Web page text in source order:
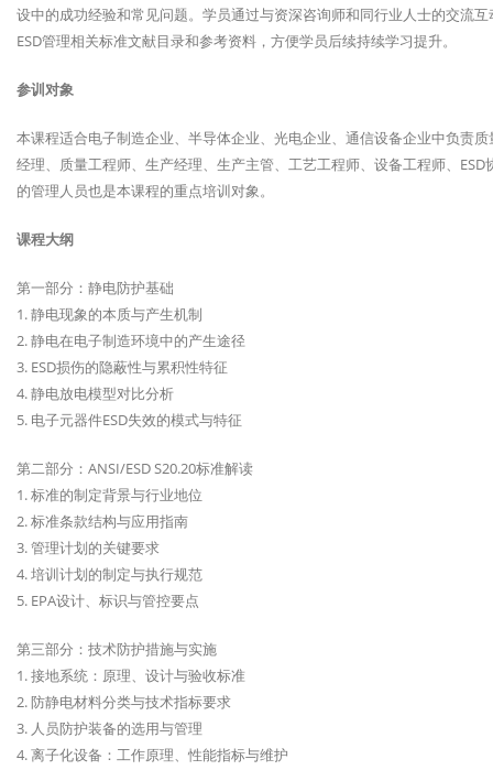
设中的成功经验和常见问题。学员通过与资深咨询师和同行业人士的交流
ESD管理相关标准文献目录和参考资料，方便学员后续持续学习提升。
参训对象
本课程适合电子制造企业、半导体企业、光电企业、通信设备企业中负责
经理、质量工程师、生产经理、生产主管、工艺工程师、设备工程师、
的管理人员也是本课程的重点培训对象。
课程大纲
第一部分：静电防护基础
1. 静电现象的本质与产生机制
2. 静电在电子制造环境中的产生途径
3. ESD损伤的隐蔽性与累积性特征
4. 静电放电模型对比分析
5. 电子元器件ESD失效的模式与特征
第二部分：ANSI/ESD S20.20标准解读
1. 标准的制定背景与行业地位
2. 标准条款结构与应用指南
3. 管理计划的关键要求
4. 培训计划的制定与执行规范
5. EPA设计、标识与管控要点
第三部分：技术防护措施与实施
1. 接地系统：原理、设计与验收标准
2. 防静电材料分类与技术指标要求
3. 人员防护装备的选用与管理
4. 离子化设备：工作原理、性能指标与维护